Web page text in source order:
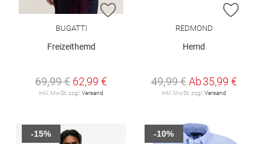
ZUR WUNSCHLISTE HINZUFÜGEN
BUGATTI
Freizeithemd
69,99 € 62,99 €
inkl. MwSt. zzgl.Versand
ZUR
REDMOND
Hemd
49,99 € Ab35,99 €
inkl. MwSt. zzgl.Versand
-15% -10%